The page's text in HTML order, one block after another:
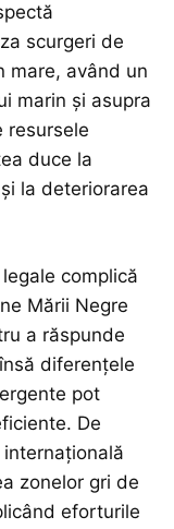
scurgeri de
mare, având un
marin și asupra
resursele
duce la
la deteriorarea
complică
Mării Negre
a răspunde
diferențele
pot
De
zonelor gri de
eforturile